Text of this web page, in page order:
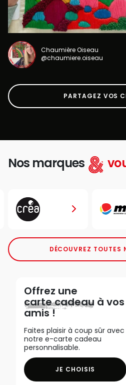
Chaumière Oiseau
@chaumiere.oiseau
PARTAGEZ VOS
Nos marques
DÉCOUVREZ TOUTES
Offrez une
carte cadeau à vos
amis !
Faites plaisir à coup sûr avec
notre e-carte cadeau
personnalisable.
JE CHOISIS